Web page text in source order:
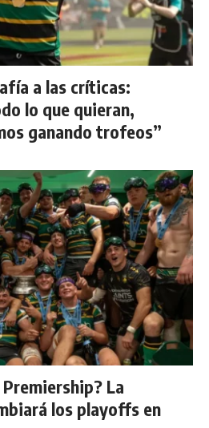
a las críticas:
lo que quieran,
ganando trofeos”
La
los playoffs en